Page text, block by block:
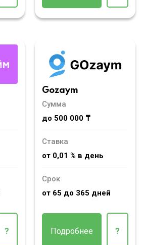
?
Gozaym
Сумма
до 500 000 ₸
Ставка
от 0,01 % в день
Срок
от 65 до 365 дней
Подробнее ?